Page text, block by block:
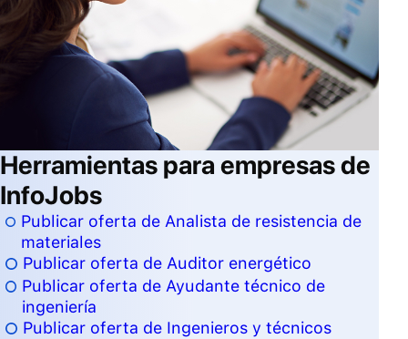
Herramientas para empresas de
InfoJobs
Publicar oferta de Analista de resistencia de
materiales
Publicar oferta de Auditor energético
Publicar oferta de Ayudante técnico de
ingeniería
Publicar oferta de Ingenieros y técnicos